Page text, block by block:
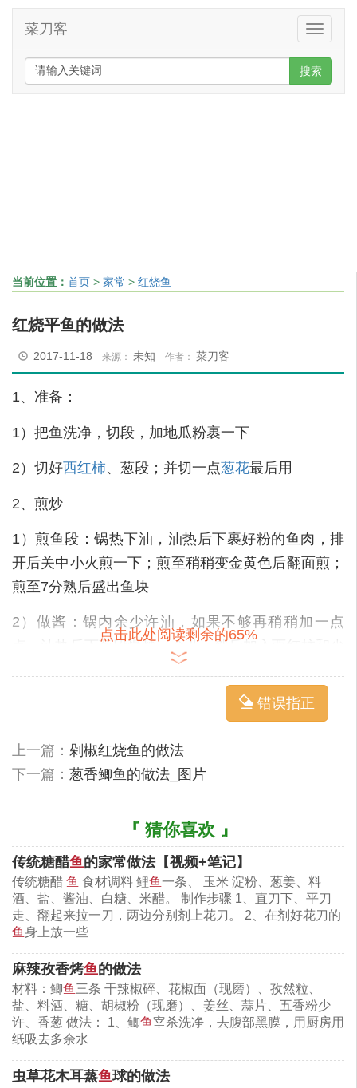
Toggle
菜刀客
搜索
当前位置： 首页 > 家常 > 红烧鱼
红烧平鱼的做法
2017-11-18 来源： 未知 作者： 菜刀客
1、准备：
1）把鱼洗净，切段，加地瓜粉裹一下
2）切好西红柿、葱段；并切一点葱花最后用
2、煎炒
1）煎鱼段：锅热下油，油热后下裹好粉的鱼肉，排
开后关中小火煎一下；煎至稍稍变金黄色后翻面煎；
煎至7分熟后盛出鱼块
2）做酱：锅内余少许油，如果不够再稍稍加一点
点，油热后下葱段爆炒一会儿，然后加入西红柿和少
上快熟的时候下少许盐，将切好的葱花撒上，关火
点击此处阅读剩余的65%
错误指正
上一篇： 剁椒红烧鱼的做法
下一篇： 葱香鲫鱼的做法_图片
『 猜你喜欢 』
传统糖醋鱼的家常做法【视频+笔记】
传统糖醋 鱼 食材调料 鲤鱼一条、 玉米 淀粉、葱姜、料
酒、盐、酱油、白糖、米醋。 制作步骤 1、直刀下、平刀
走、翻起来拉一刀，两边分别剂上花刀。 2、在剂好花刀的
鱼身上放一些
麻辣孜香烤鱼的做法
材料：鲫鱼 三条 干辣椒碎、花椒面（现磨）、孜然粒、
盐、料酒、糖、胡椒粉（现磨）、姜丝、蒜片、五香粉少
许、香葱 做法： 1、鲫鱼宰杀洗净，去腹部黑膜，用厨房用
纸吸去多余水
虫草花木耳蒸鱼球的做法